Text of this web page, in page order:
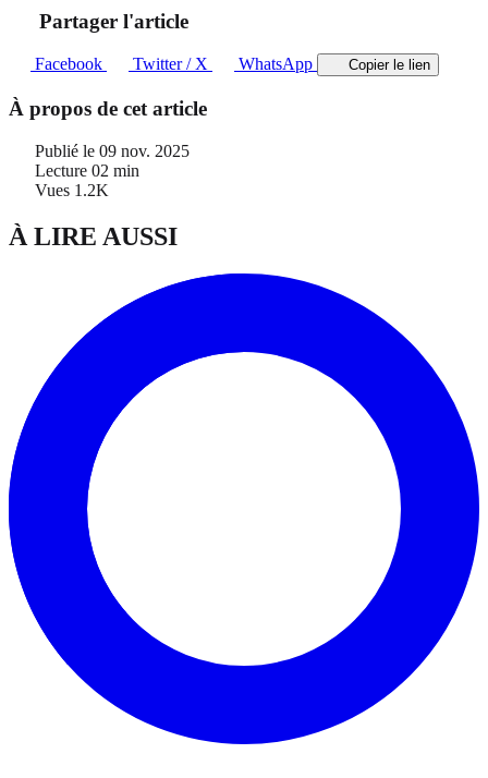
Partager l'article
Facebook Twitter / X WhatsApp Copier le lien
À propos de cet article
Publié le 09 nov. 2025
Lecture 02 min
Vues 1.2K
À LIRE AUSSI